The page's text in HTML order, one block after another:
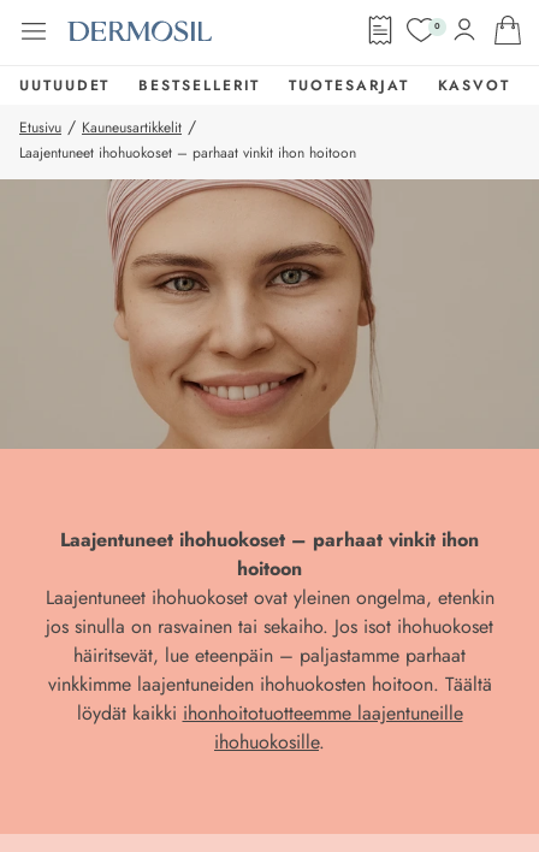
0
UUTUUDET BESTSELLERIT TUOTESARJAT
KASVOT
Etusivu / Kauneusartikkelit /
Laajentuneet ihohuokoset – parhaat vinkit ihon hoitoon
Laajentuneet ihohuokoset – parhaat vinkit ihon
hoitoon
Laajentuneet ihohuokoset ovat yleinen ongelma, etenkin
jos sinulla on rasvainen tai sekaiho. Jos isot ihohuokoset
häiritsevät, lue eteenpäin – paljastamme parhaat
vinkkimme laajentuneiden ihohuokosten hoitoon. Täältä
löydät kaikki ihonhoitotuotteemme laajentuneille
ihohuokosille.